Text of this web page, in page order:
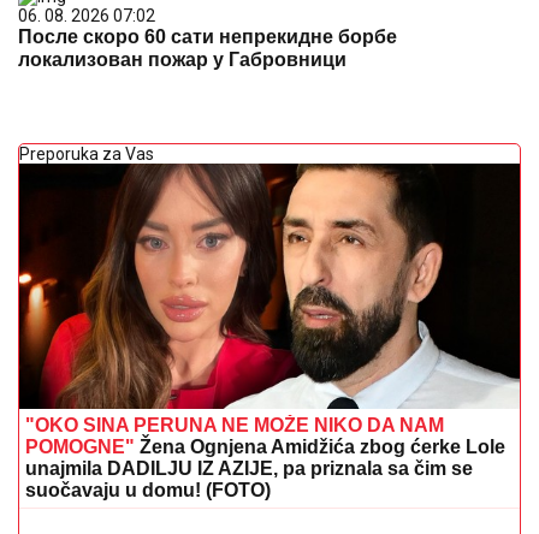
06. 08. 2026 07:02
После скоро 60 сати непрекидне борбе
локализован пожар у Габровници
Preporuka za Vas
"OKO SINA PERUNA NE MOŽE NIKO DA NAM
POMOGNE" Žena Ognjena Amidžića zbog ćerke Lole
unajmila DADILJU IZ AZIJE, pa priznala sa čim se
suočavaju u domu! (FOTO)